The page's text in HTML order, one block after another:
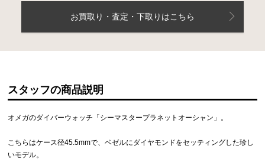
お買取り・査定・下取りはこちら
スタッフの商品説明
オメガのダイバーウォッチ「シーマスタープラネットオーシャン」。
こちらはケース径45.5mmで、ベゼルにダイヤモンドをセッティングした珍し
いモデル。